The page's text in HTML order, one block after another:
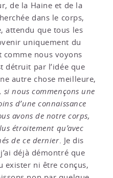
de la Haine et de la
dans le corps,
attendu que tous les
uniquement du
nous voyons
détruit par l’idée que
autre chose meilleure,
, si nous commençons une
d’une connaissance
avons de notre corps,
étroitement qu’avec
de ce dernier. Je dis
déjà démontré que
exister ni être conçus,